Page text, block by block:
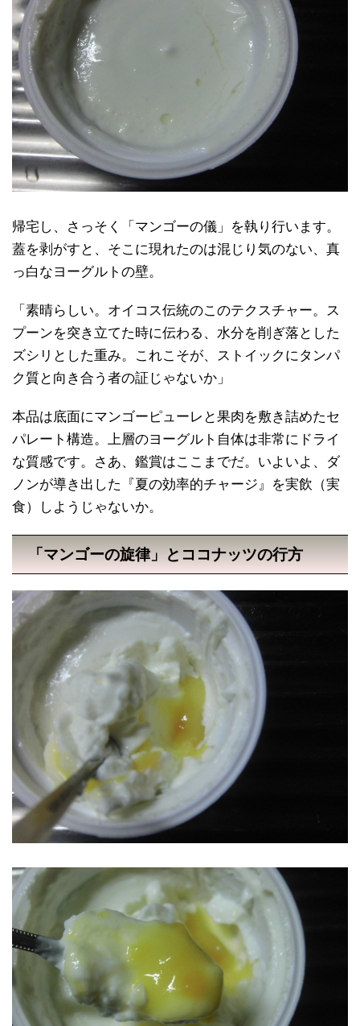
帰宅し、さっそく「マンゴーの儀」を執り行います。
蓋を剥がすと、そこに現れたのは混じり気のない、真
っ白なヨーグルトの壁。
「素晴らしい。オイコス伝統のこのテクスチャー。ス
プーンを突き立てた時に伝わる、水分を削ぎ落とした
ズシリとした重み。これこそが、ストイックにタンパ
ク質と向き合う者の証じゃないか」
本品は底面にマンゴーピューレと果肉を敷き詰めたセ
パレート構造。上層のヨーグルト自体は非常にドライ
な質感です。さあ、鑑賞はここまでだ。いよいよ、ダ
ノンが導き出した『夏の効率的チャージ』を実飲（実
食）しようじゃないか。
「マンゴーの旋律」とココナッツの行方